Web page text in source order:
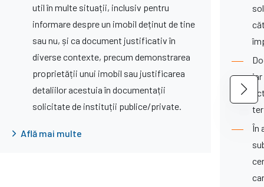
util în multe situații, inclusiv pentru
informare despre un imobil deținut de tine
sau nu, și ca document justificativ în
diverse contexte, precum demonstrarea
proprietății unui imobil sau justificarea
detaliilor acestuia în documentații
solicitate de instituții publice/private.
Află mai multe
În